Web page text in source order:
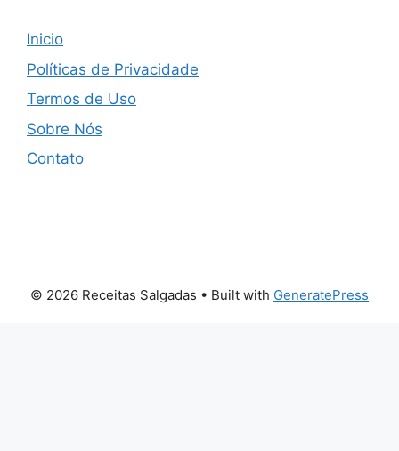
Inicio
Políticas de Privacidade
Termos de Uso
Sobre Nós
Contato
© 2026 Receitas Salgadas • Built with GeneratePress